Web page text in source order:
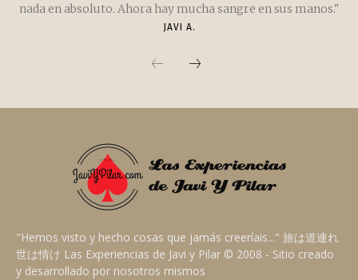
nada en absoluto. Ahora hay mucha sangre en sus manos."
JAVI A.
"Hemos visto y hecho cosas que jamás creeríais..." 旅は道連れ
世は情け Las Experiencias de Javi y Pilar © 2008 - Sitio creado
y desarrollado por nosotros mismos